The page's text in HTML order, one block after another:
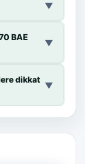
▼
BAE
▼
dikkat
▼